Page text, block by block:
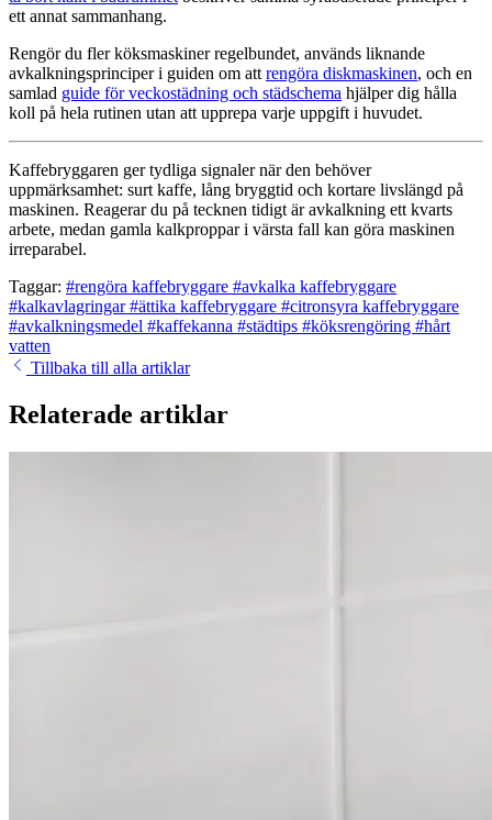
ett annat sammanhang.
Rengör du fler köksmaskiner regelbundet, används liknande
avkalkningsprinciper i guiden om att rengöra diskmaskinen, och en
samlad guide för veckostädning och städschema hjälper dig hålla
koll på hela rutinen utan att upprepa varje uppgift i huvudet.
Kaffebryggaren ger tydliga signaler när den behöver
uppmärksamhet: surt kaffe, lång bryggtid och kortare livslängd på
maskinen. Reagerar du på tecknen tidigt är avkalkning ett kvarts
arbete, medan gamla kalkproppar i värsta fall kan göra maskinen
irreparabel.
Taggar: #rengöra kaffebryggare #avkalka kaffebryggare
#kalkavlagringar#ättika kaffebryggare #citronsyra kaffebryggare
#avkalkningsmedel #kaffekanna #städtips #köksrengöring #hårt
vatten
Tillbaka till alla artiklar
Relaterade artiklar